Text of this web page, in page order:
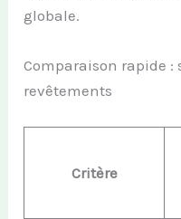
globale.
Comparaison rapide
revêtements
Critère